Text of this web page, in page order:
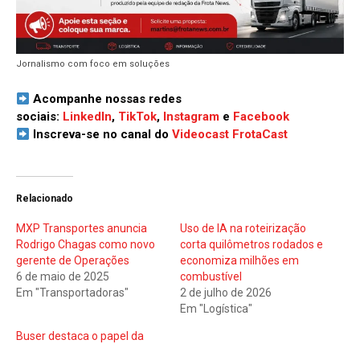
Jornalismo com foco em soluções
Acompanhe nossas redes
sociais: LinkedIn, TikTok, Instagram e Facebook
Inscreva-se no canal doVideocast FrotaCast
Relacionado
MXP Transportes anuncia
Rodrigo Chagas como novo
gerente de Operações
6 de maio de 2025
Em "Transportadoras"
Uso de IA na roteirização
corta quilômetros rodados e
economiza milhões em
combustível
2 de julho de 2026
Em "Logística"
Buser destaca o papel da